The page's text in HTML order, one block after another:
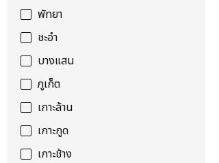
พัทยา
ชะอำ
บางแสน
ภูเก็ต
เกาะล้าน
เกาะกูด
เกาะช้าง